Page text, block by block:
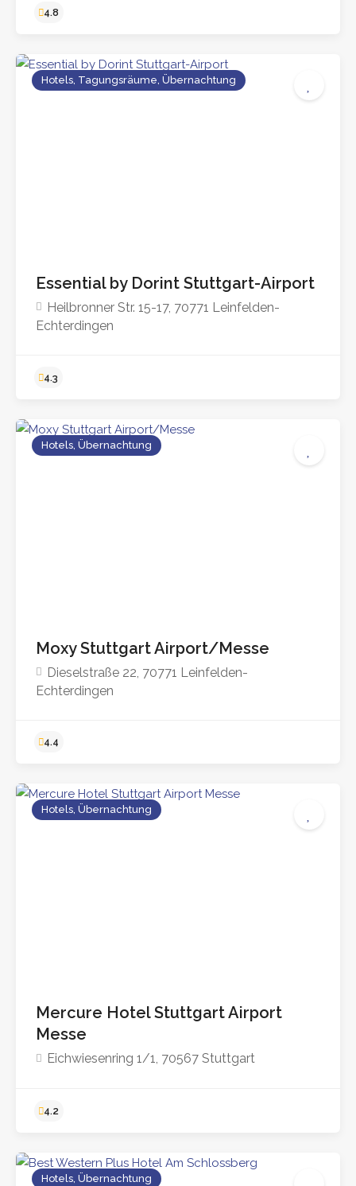
Hotels, Tagungsräume, Übernachtung
Essential by Dorint Stuttgart-Airport
Heilbronner Str. 15-17, 70771 Leinfelden-
Echterdingen
Hotels, Übernachtung
Moxy Stuttgart Airport/Messe
Dieselstraße 22, 70771 Leinfelden-
Echterdingen
Hotels, Übernachtung
Mercure Hotel Stuttgart Airport
Messe
Eichwiesenring 1/1, 70567 Stuttgart
Hotels, Übernachtung